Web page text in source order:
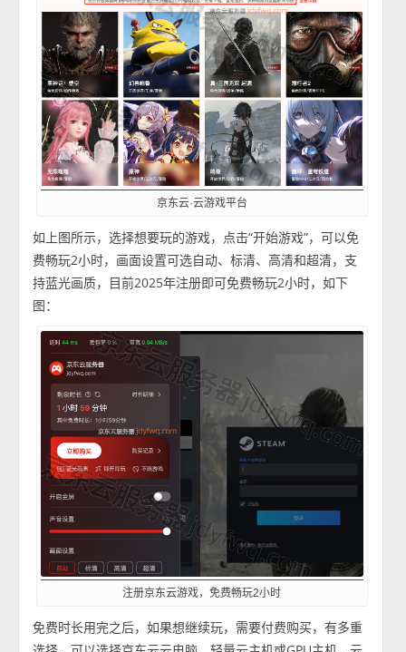
京东云·云游戏平台
如上图所示，选择想要玩的游戏，点击“开始游戏”，可以免
费畅玩2小时，画面设置可选自动、标清、高清和超清，支
持蓝光画质，目前2025年注册即可免费畅玩2小时，如下
图：
注册京东云游戏，免费畅玩2小时
免费时长用完之后，如果想继续玩，需要付费购买，有多重